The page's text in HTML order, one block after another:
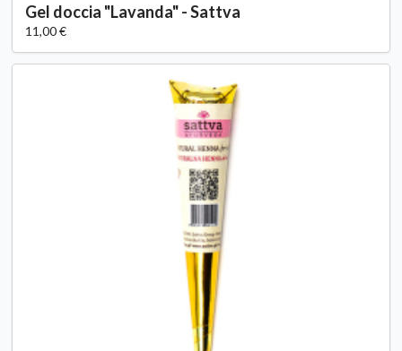
Gel doccia "Lavanda" - Sattva
11,00 €